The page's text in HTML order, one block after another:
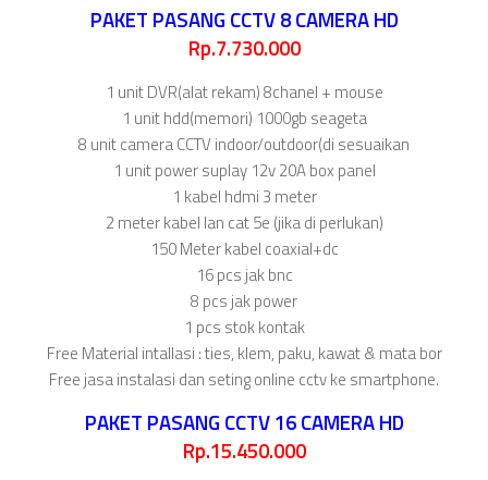
PAKET PASANG CCTV 8 CAMERA HD
Rp.7.730.000
1 unit DVR(alat rekam) 8chanel + mouse
1 unit hdd(memori) 1000gb seageta
8 unit camera CCTV indoor/outdoor(di sesuaikan
1 unit power suplay 12v 20A box panel
1 kabel hdmi 3 meter
2 meter kabel lan cat 5e (jika di perlukan)
150 Meter kabel coaxial+dc
16 pcs jak bnc
8 pcs jak power
1 pcs stok kontak
Free Material intallasi : ties, klem, paku, kawat & mata bor
Free jasa instalasi dan seting online cctv ke smartphone.
PAKET PASANG CCTV 16 CAMERA HD
Rp.15.450.000